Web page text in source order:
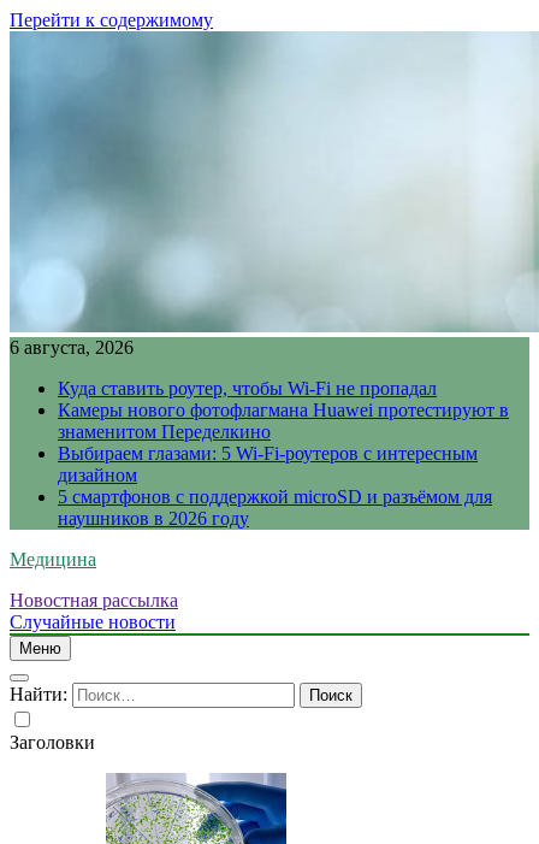
Перейти к содержимому
6 августа, 2026
Куда ставить роутер, чтобы Wi-Fi не пропадал
Камеры нового фотофлагмана Huawei протестируют в
знаменитом Переделкино
Выбираем глазами: 5 Wi-Fi-роутеров с интересным
дизайном
5 смартфонов с поддержкой microSD и разъёмом для
наушников в 2026 году
Медицина
Новостная рассылка
Случайные новости
Меню
Найти:
Заголовки